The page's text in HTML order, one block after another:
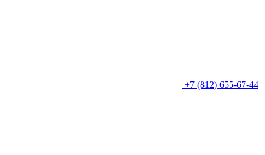
+7 (812) 655-67-44